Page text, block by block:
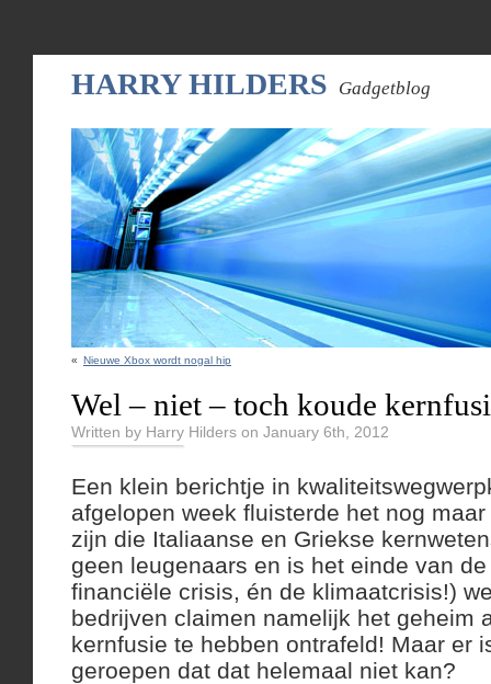
HARRY HILDERS Gadgetblog
« Nieuwe Xbox wordt nogal hip
Wel – niet – toch koude
Written by Harry Hilders on January 6th, 2012
Een klein berichtje in
afgelopen week fluisterde het nog
zijn die Italiaanse en Griekse
geen leugenaars en is het einde van
financiële crisis, én de klimaatcrisis!)
bedrijven claimen namelijk het geheim
kernfusie te hebben ontrafeld! Maar er
geroepen dat dat helemaal niet kan?